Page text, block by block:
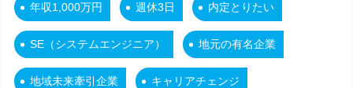
年収1,000万円 週休3日 内定とりたい
SE（システムエンジニア） 地元の有名企業
地域未来牽引企業 キャリアチェンジ